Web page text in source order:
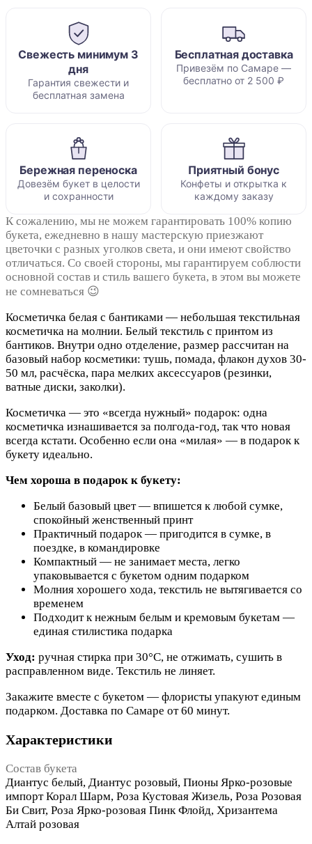
Свежесть минимум 3
дня
Гарантия свежести и
бесплатная замена
Бесплатная доставка
Привезём по Самаре —
бесплатно от 2 500 ₽
Бережная переноска
Довезём букет в целости
и сохранности
Приятный бонус
Конфеты и открытка к
каждому заказу
К сожалению, мы не можем гарантировать 100% копию
букета, ежедневно в нашу мастерскую приезжают
цветочки с разных уголков света, и они имеют свойство
отличаться. Со своей стороны, мы гарантируем соблюсти
основной состав и стиль вашего букета, в этом вы можете
не сомневаться 😉
Косметичка белая с бантиками — небольшая текстильная
косметичка на молнии. Белый текстиль с принтом из
бантиков. Внутри одно отделение, размер рассчитан на
базовый набор косметики: тушь, помада, флакон духов 30-
50 мл, расчёска, пара мелких аксессуаров (резинки,
ватные диски, заколки).
Косметичка — это «всегда нужный» подарок: одна
косметичка изнашивается за полгода-год, так что новая
всегда кстати. Особенно если она «милая» — в подарок к
букету идеально.
Чем хороша в подарок к букету:
Белый базовый цвет — впишется к любой сумке,
спокойный женственный принт
Практичный подарок — пригодится в сумке, в
поездке, в командировке
Компактный — не занимает места, легко
упаковывается с букетом одним подарком
Молния хорошего хода, текстиль не вытягивается со
временем
Подходит к нежным белым и кремовым букетам —
единая стилистика подарка
Уход: ручная стирка при 30°C, не отжимать, сушить в
расправленном виде. Текстиль не линяет.
Закажите вместе с букетом — флористы упакуют единым
подарком. Доставка по Самаре от 60 минут.
Характеристики
Состав букета
Диантус белый, Диантус розовый, Пионы Ярко-розовые
импорт Корал Шарм, Роза Кустовая Жизель, Роза Розовая
Би Свит, Роза Ярко-розовая Пинк Флойд, Хризантема
Алтай розовая